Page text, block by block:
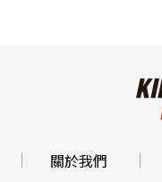
關於我們